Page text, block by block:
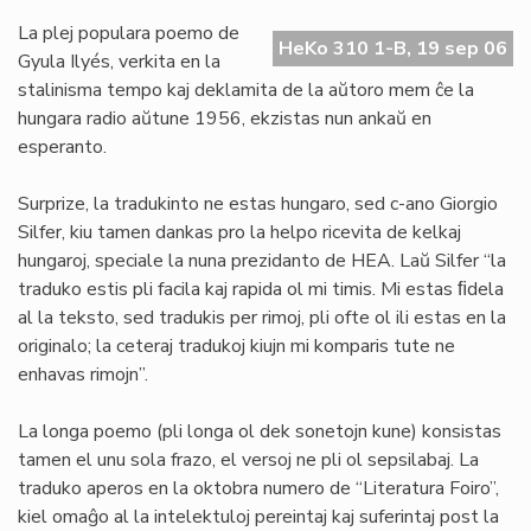
HeKo 310 1-B, 19 sep 06
La plej populara poemo de
Gyula Ilyés, verkita en la
stalinisma tempo kaj deklamita de la aŭtoro mem ĉe la
hungara radio aŭtune 1956, ekzistas nun ankaŭ en
esperanto.
Surprize, la tradukinto ne estas hungaro, sed c-ano Giorgio
Silfer, kiu tamen dankas pro la helpo ricevita de kelkaj
hungaroj, speciale la nuna prezidanto de HEA. Laŭ Silfer “la
traduko estis pli facila kaj rapida ol mi timis. Mi estas ﬁdela
al la teksto, sed tradukis per rimoj, pli ofte ol ili estas en la
originalo; la ceteraj tradukoj kiujn mi komparis tute ne
enhavas rimojn”.
La longa poemo (pli longa ol dek sonetojn kune) konsistas
tamen el unu sola frazo, el versoj ne pli ol sepsilabaj. La
traduko aperos en la oktobra numero de “Literatura Foiro”,
kiel omaĝo al la intelektuloj pereintaj kaj suferintaj post la